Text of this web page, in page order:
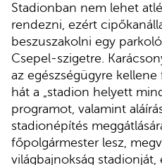
Stadionban nem lehet
rendezni, ezért
beszuszakolni egy
Csepel-szigetre.
az egészségügyre
hát a „stadion helyett
programot, valamint
stadionépítés
főpolgármester lesz,
világbajnokság stadionját,